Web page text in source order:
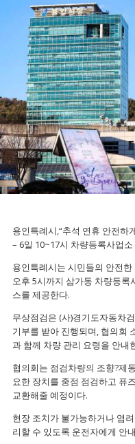
용인특례시,“추석 연휴 안전하
– 6일 10~17시 차량등록사업
용인특례시는 시민들의 안전
오후 5시까지 삼가동 차량등록
스를 제공한다.
무상점검은 (사)경기도자동차
기부를 받아 진행되며, 협의회
과 함께 차량 관리 요령을 안내
협의회는 점검차량의 조향?제
요한 장치를 중점 점검하고 퓨
교환해줄 예정이다.
현장 조치가 불가능하거나 염
리할 수 있도록 운전자에게 안